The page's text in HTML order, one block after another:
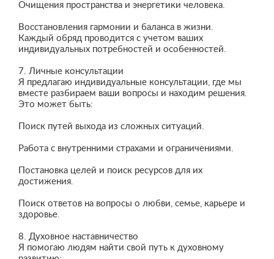
Очищения пространства и энергетики человека.
Восстановления гармонии и баланса в жизни.
Каждый обряд проводится с учетом ваших
индивидуальных потребностей и особенностей.
7. Личные консультации
Я предлагаю индивидуальные консультации, где мы
вместе разбираем ваши вопросы и находим решения.
Это может быть:
Поиск путей выхода из сложных ситуаций.
Работа с внутренними страхами и ограничениями.
Постановка целей и поиск ресурсов для их
достижения.
Поиск ответов на вопросы о любви, семье, карьере и
здоровье.
8. Духовное наставничество
Я помогаю людям найти свой путь к духовному